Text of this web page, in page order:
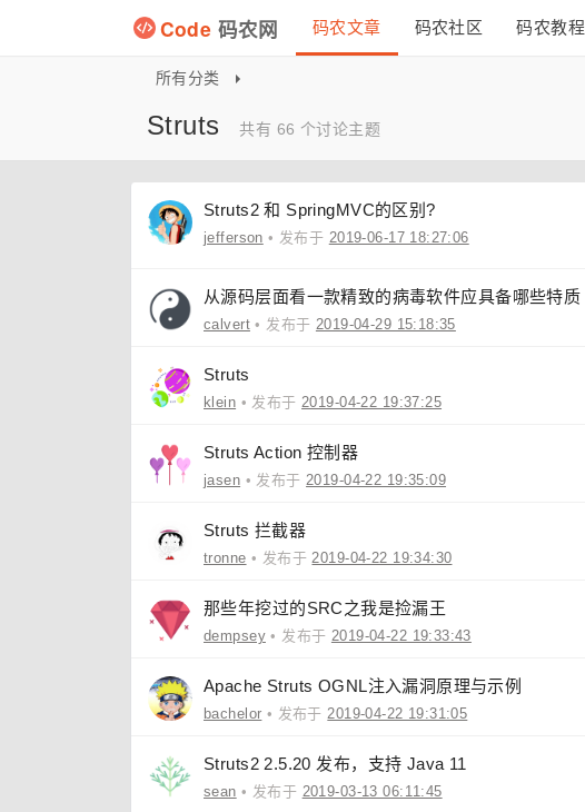
Code 码农网 码农文章 码农社区 码农教程
所有分类
Struts 共有 66 个讨论主题
Struts2 和 SpringMVC的区别?
jefferson • 发布于 2019-06-17 18:27:06
从源码层面看一款精致的病毒软件应具备哪些特质
calvert • 发布于 2019-04-29 15:18:35
Struts
klein • 发布于2019-04-22 19:37:25
Struts Action 控制器
jasen • 发布于2019-04-22 19:35:09
Struts 拦截器
tronne • 发布于2019-04-22 19:34:30
那些年挖过的SRC之我是捡漏王
dempsey • 发布于 2019-04-22 19:33:43
Apache Struts OGNL注入漏洞原理与示例
bachelor • 发布于2019-04-22 19:31:05
Struts2 2.5.20 发布，支持 Java 11
sean • 发布于 2019-03-13 06:11:45